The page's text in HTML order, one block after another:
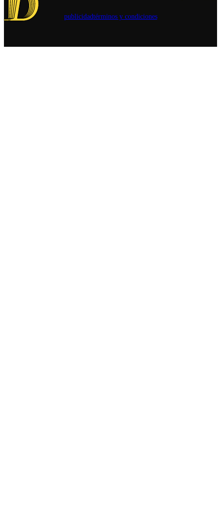
hacer la
restitución
consular
publicidadtérminos y condiciones